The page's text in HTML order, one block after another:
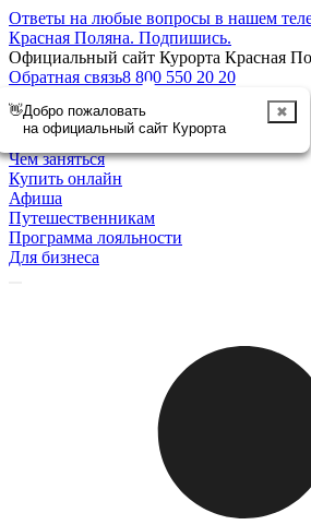
Ответы на любые вопросы в нашем
Красная Поляна. Подпишись.
Официальный сайт Курорта Красная
Обратная связь8 800 550 20 20
👋Добро пожаловать
на официальный сайт Курорта
✖
Отменить
Курорт
Чем заняться
Купить онлайн
Афиша
Путешественникам
Программа лояльности
Для бизнеса